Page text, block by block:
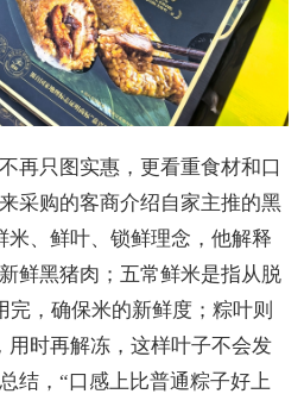
只图实惠，更看重食材和口
采购的客商介绍自家主推的黑
米、鲜叶、锁鲜理念，他解释
鲜黑猪肉；五常鲜米是指从脱
完，确保米的新鲜度；粽叶则
用时再解冻，这样叶子不会发
结，“口感上比普通粽子好上